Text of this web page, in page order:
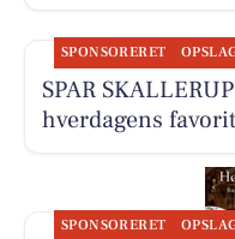
SPONSORERET
SPAR
hverdagens
SPONSORERET